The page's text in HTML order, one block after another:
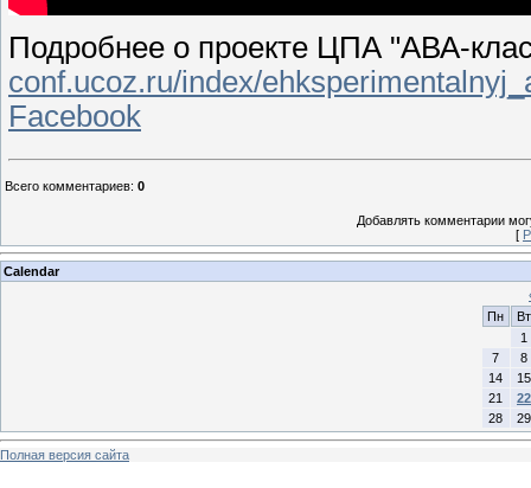
Подробнее о проекте ЦПА "АВА-
conf.ucoz.ru/index/
Facebook
Всего комментариев: 0
Добавлять комментарии
[
Calendar
Пн
Вт
1
7
8
14
15
21
22
28
29
Полная версия сайта